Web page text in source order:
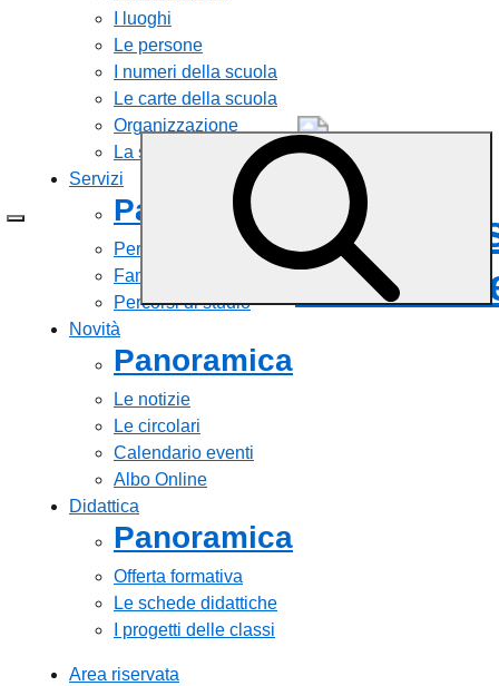
I luoghi
Le persone
I numeri della scuola
Le carte della scuola
Organizzazione
La storia
Servizi
Panoramica
Personale scolastico
Famiglie e studenti
Percorsi di studio
Novità
Panoramica
Le notizie
Le circolari
Calendario eventi
Albo Online
Didattica
Panoramica
Offerta formativa
Le schede didattiche
I progetti delle classi
Area riservata
Istituto